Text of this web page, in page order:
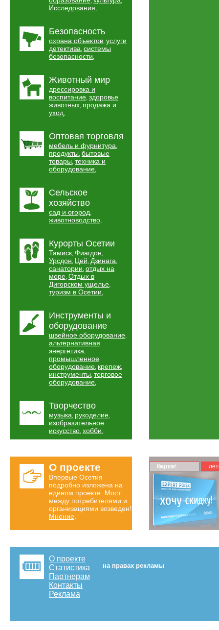
Исследования,
Безопасность
охрана объектов, услуги
детектива, системы
безопасности,
Животный мир
дрессировка и
воспитание, здоровье
животных, продажа и
уход,
Оптовая торговля
мебель и фурнитура,
продукты, бытовые
товары, техника и
оборудование,
Сельское
хозяйство
сад и огород,
животноводство,
Курорты Осетии
Тамиск, Фиагдон,
Урсдон, Цей, Дзинага,
санатории, отдых на
море, Отдых в
Дигорском ущелье,
туризм в Осетии,
Инструменты и
оборудование
швейное оборудование,
альтернативная
энергетика,
промышленное
оборудование, крепеж,
инструменты, торговое
оборудование,
Творчество
музыка, рукоделие,
изобразительное
искусство, хобби,
О проекте
Впервые Осетия
подробно изложена на
едином проекте . Мост
между потребителями и
организациями возведен!
Мнение
Карта скидок!
О проекте
Статистика
Партнерам
Контакты
Реклама
на правах рекламы